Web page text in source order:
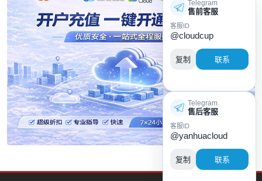
Telegram
售前客服
客服ID
@cloudcup
复制 联系
Telegram
售后客服
客服ID
@yanhuacloud
复制 联系